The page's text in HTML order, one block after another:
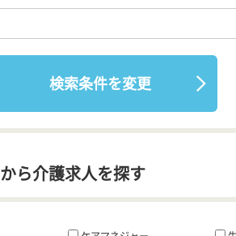
検索条件を変更
から介護求人を探す